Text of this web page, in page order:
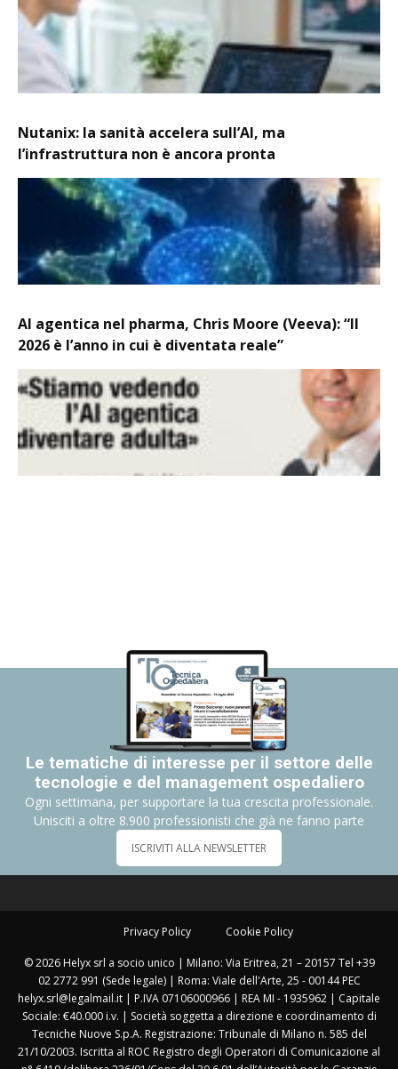
Nutanix: la sanità accelera sull’AI, ma
l’infrastruttura non è ancora pronta
AI agentica nel pharma, Chris Moore (Veeva): “Il
2026 è l’anno in cui è diventata reale”
Le tematiche di interesse per il settore delle
tecnologie e del management ospedaliero
Ogni settimana, per supportare la tua crescita professionale.
Unisciti a oltre 8.900 professionisti che già ne fanno parte
ISCRIVITI ALLA NEWSLETTER
Privacy Policy Cookie Policy
© 2026 Helyx srl a socio unico | Milano: Via Eritrea, 21 – 20157 Tel +39
02 2772 991 (Sede legale) | Roma: Viale dell'Arte, 25 - 00144 PEC
helyx.srl@legalmail.it | P.IVA 07106000966 | REA MI - 1935962 | Capitale
Sociale: €40.000 i.v. | Società soggetta a direzione e coordinamento di
Tecniche Nuove S.p.A. Registrazione: Tribunale di Milano n. 585 del
21/10/2003. Iscritta al ROC Registro degli Operatori di Comunicazione al